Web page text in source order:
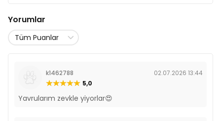
Yorumlar
k1462788
02.07.2026 13:44
5,0
Yavrularım zevkle yiyorlar😍